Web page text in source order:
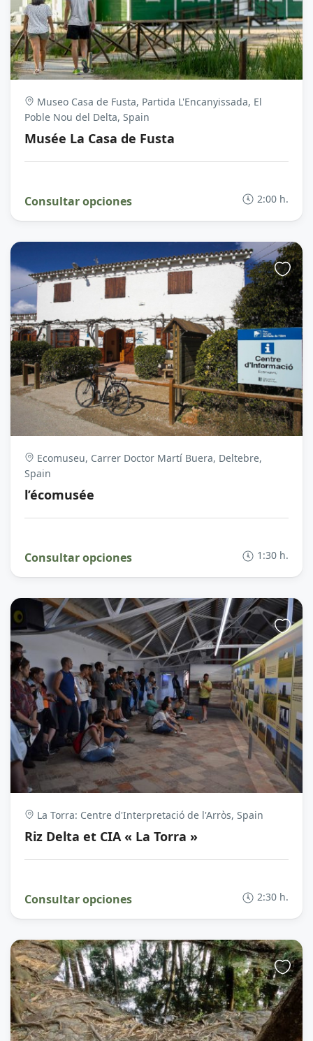
Museo Casa de Fusta, Partida L'Encanyissada, El
Poble Nou del Delta, Spain
Musée La Casa de Fusta
Consultar opciones 2:00 h.
Ecomuseu, Carrer Doctor Martí Buera, Deltebre,
Spain
l’écomusée
Consultar opciones 1:30 h.
La Torra: Centre d'Interpretació de l'Arròs, Spain
Riz Delta et CIA « La Torra »
Consultar opciones 2:30 h.